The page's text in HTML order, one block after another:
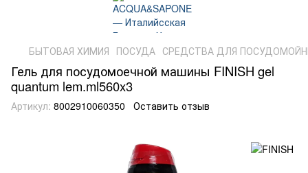
БЫТОВАЯ ХИМИЯ ПОСУДА СРЕДСТВА ДЛЯ
Гель для посудомоечной машины FINISH gel
quantum lem.ml560x3
Артикул: 8002910060350 Оставить отзыв